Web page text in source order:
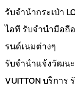
รับจำนำกระเป๋า
ไอที รับจำนำมือถื
รนด์เนมต่างๆ
รับจํานําแจ้งวัฒนะ
VUITTON บริกา